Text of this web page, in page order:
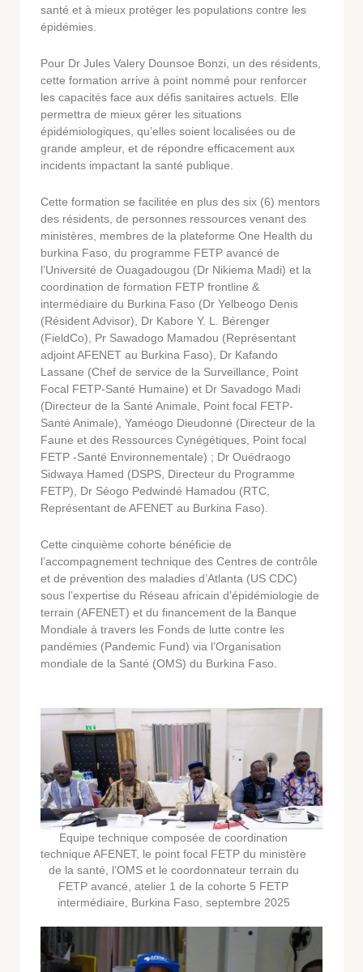
santé et à mieux protéger les populations contre les
épidémies.
Pour Dr Jules Valery Dounsoe Bonzi, un des résidents,
cette formation arrive à point nommé pour renforcer
les capacités face aux défis sanitaires actuels. Elle
permettra de mieux gérer les situations
épidémiologiques, qu’elles soient localisées ou de
grande ampleur, et de répondre efficacement aux
incidents impactant la santé publique.
Cette formation se facilitée en plus des six (6) mentors
des résidents, de personnes ressources venant des
ministères, membres de la plateforme One Health du
burkina Faso, du programme FETP avancé de
l’Université de Ouagadougou (Dr Nikiema Madi) et la
coordination de formation FETP frontline &
intermédiaire du Burkina Faso (Dr Yelbeogo Denis
(Résident Advisor), Dr Kabore Y. L. Bérenger
(FieldCo), Pr Sawadogo Mamadou (Représentant
adjoint AFENET au Burkina Faso), Dr Kafando
Lassane (Chef de service de la Surveillance, Point
Focal FETP-Santé Humaine) et Dr Savadogo Madi
(Directeur de la Santé Animale, Point focal FETP-
Santé Animale), Yaméogo Dieudonné (Directeur de la
Faune et des Ressources Cynégétiques, Point focal
FETP -Santé Environnementale) ; Dr Ouédraogo
Sidwaya Hamed (DSPS, Directeur du Programme
FETP), Dr Séogo Pedwindé Hamadou (RTC,
Représentant de AFENET au Burkina Faso).
Cette cinquième cohorte bénéficie de
l’accompagnement technique des Centres de contrôle
et de prévention des maladies d’Atlanta (US CDC)
sous l’expertise du Réseau africain d’épidémiologie de
terrain (AFENET) et du financement de la Banque
Mondiale à travers les Fonds de lutte contre les
pandémies (Pandemic Fund) via l’Organisation
mondiale de la Santé (OMS) du Burkina Faso.
Equipe technique composée de coordination
technique AFENET, le point focal FETP du ministère
de la santé, l’OMS et le coordonnateur terrain du
FETP avancé, atelier 1 de la cohorte 5 FETP
intermédiaire, Burkina Faso, septembre 2025